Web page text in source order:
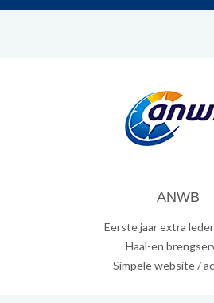
ANWB
Eerste jaar extra
Haal-en
Simpele website /